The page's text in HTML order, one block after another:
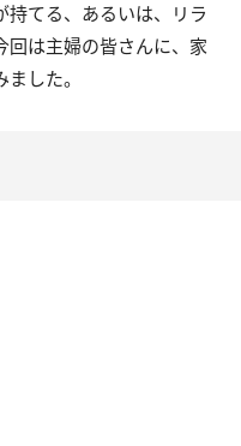
てる、あるいは、リラ
回は主婦の皆さんに、家
した。